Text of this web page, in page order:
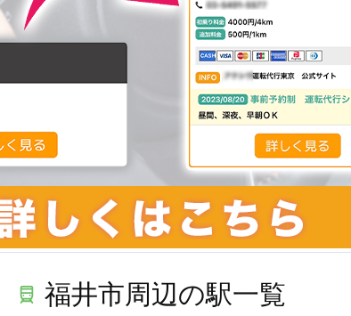
福井市周辺の駅一覧